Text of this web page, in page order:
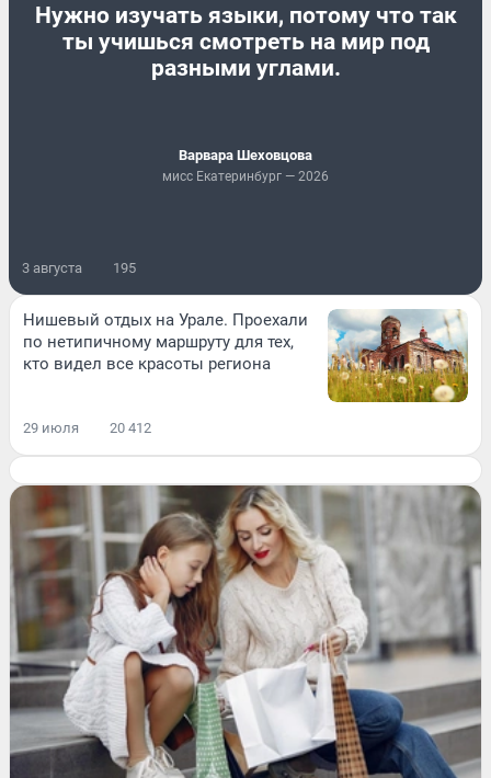
Нужно изучать языки, потому что так
ты учишься смотреть на мир под
разными углами.
Варвара Шеховцова
мисс Екатеринбург — 2026
3 августа 195
Нишевый отдых на Урале. Проехали
по нетипичному маршруту для тех,
кто видел все красоты региона
29 июля 20 412